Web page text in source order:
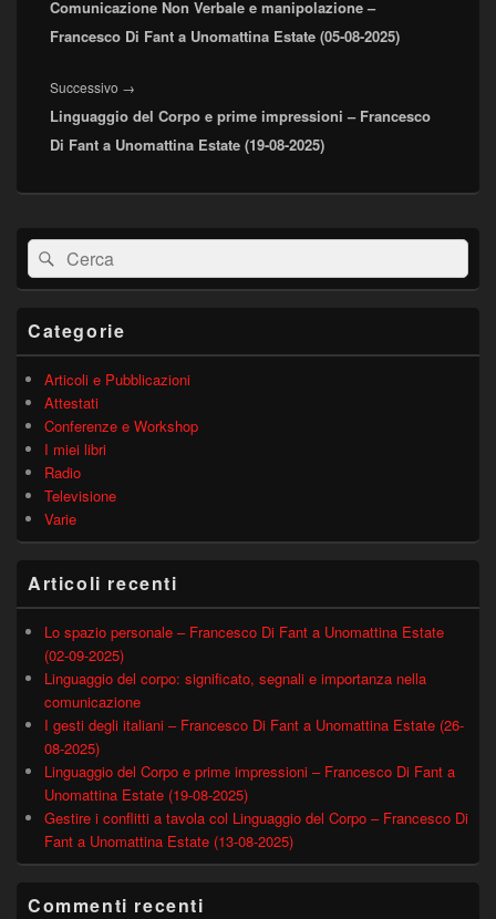
precedente:
Comunicazione Non Verbale e manipolazione –
Francesco Di Fant a Unomattina Estate (05-08-2025)
Successivo →
successivo:
Linguaggio del Corpo e prime impressioni – Francesco
Di Fant a Unomattina Estate (19-08-2025)
Area
widget
barra
laterale
Cerca:Cerca
Categorie
Articoli e Pubblicazioni
Attestati
Conferenze e Workshop
I miei libri
Radio
Televisione
Varie
Articoli recenti
Lo spazio personale – Francesco Di Fant a Unomattina Estate
(02-09-2025)
Linguaggio del corpo: significato, segnali e importanza nella
comunicazione
I gesti degli italiani – Francesco Di Fant a Unomattina Estate (26-
08-2025)
Linguaggio del Corpo e prime impressioni – Francesco Di Fant a
Unomattina Estate (19-08-2025)
Gestire i conflitti a tavola col Linguaggio del Corpo – Francesco Di
Fant a Unomattina Estate (13-08-2025)
Commenti recenti